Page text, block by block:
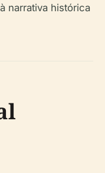
narrativa histórica